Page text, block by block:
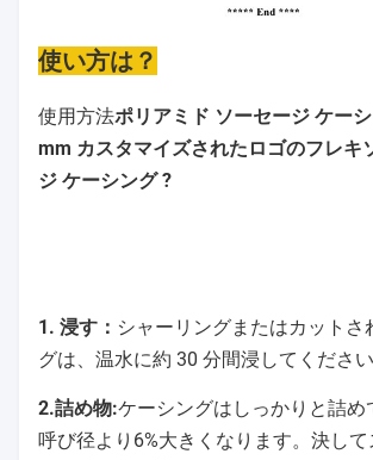
使い方は？
使用方法ポリアミド ソーセージ ケー
mm カスタマイズされたロゴのフレキ
ジ ケーシング ?
1. 浸す： シャーリングまたはカットさ
グは、温水に約 30 分間浸してください
2.詰め物:ケーシングはしっかりと詰め
呼び径より6%大きくなります。決し